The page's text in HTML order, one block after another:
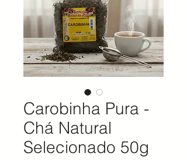
​Carobinha Pura -
Chá Natural
Selecionado 50g